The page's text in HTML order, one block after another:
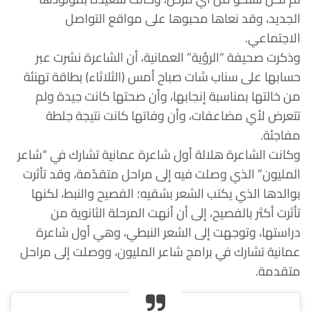
الجديد، وقد نعاها محبوها على مواقع التواصل
الاجتماعي.
وذكرت صحيفة “الرؤية” العمانية، أن الشاعرة نشرت عبر
حسابها على سناب شات صباح أمس (الثلاثاء) بطاقة تهنئة
من خالتها بمناسبة إنجابها، وأن صحتها كانت جيدة ولم
تتعرض لأي مضاعفات، وأن وفاتها كانت نتيجة جلطة
مفاجئة.
وكانت الشاعرة هلالة أول شاعرة عمانية تشارك في “شاعر
المليون” الذي وصلت فيه إلى مراحل متقدّمة، وقد تأثرت
بوالدها الذي يكتب الشعر بشقيه؛ الفصيح والنبط، لكنها
تأثرت أكثر بالفصيح، إلى أن أنهت المرحلة الثانوية من
دراستها، وتوجهت إلى الشعر النبطي، وهي أول شاعرة
عمانية تشارك في برامج شاعر المليون، ووصلت إلى مراحل
متقدمة.